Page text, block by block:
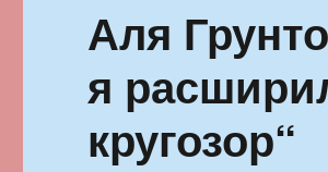
Аля
я
кругозор“